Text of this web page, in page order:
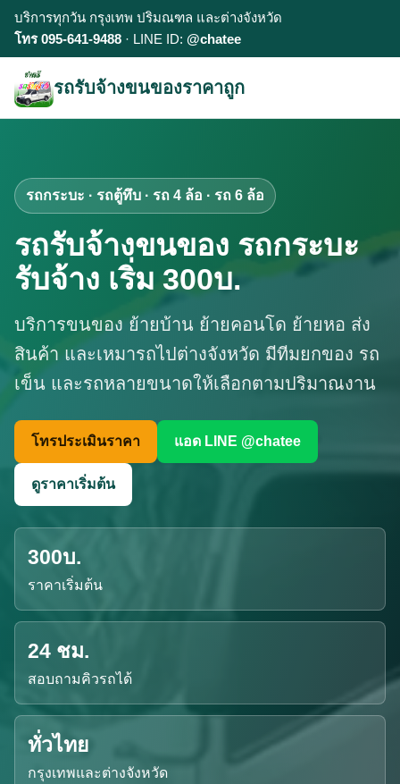
บริการทุกวัน กรุงเทพ ปริมณฑล และต่างจังหวัด
โทร 095-641-9488 · LINE ID: @chatee
รถรับจ้างขนของราคาถูก
รถกระบะ · รถตู้ทึบ · รถ 4 ล้อ · รถ 6 ล้อ
รถรับจ้างขนของ รถกระบะ
รับจ้าง เริ่ม 300บ.
บริการขนของ ย้ายบ้าน ย้ายคอนโด ย้ายหอ ส่ง
สินค้า และเหมารถไปต่างจังหวัด มีทีมยกของ รถ
เข็น และรถหลายขนาดให้เลือกตามปริมาณงาน
โทรประเมินราคา แอด LINE @chatee
ดูราคาเริ่มต้น
300บ.
ราคาเริ่มต้น
24 ชม.
สอบถามคิวรถได้
ทั่วไทย
กรุงเทพและต่างจังหวัด